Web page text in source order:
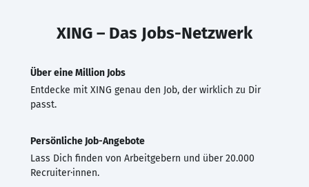
XING – Das Jobs-Netzwerk
Über eine Million Jobs
Entdecke mit XING genau den Job, der wirklich zu Dir
passt.
Persönliche Job-Angebote
Lass Dich finden von Arbeitgebern und über 20.000
Recruiter·innen.